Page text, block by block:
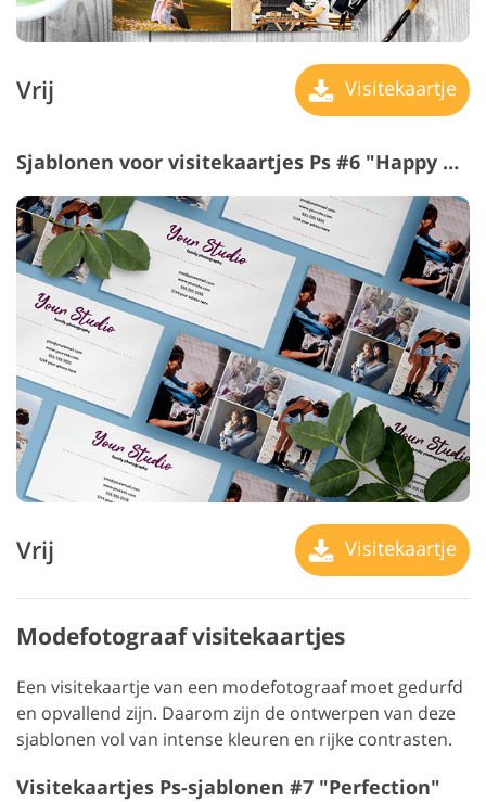
Vrij Visitekaartje
Sjablonen voor visitekaartjes Ps #6 "Happy Moments"
Vrij Visitekaartje
Modefotograaf visitekaartjes
Een visitekaartje van een modefotograaf moet gedurfd
en opvallend zijn. Daarom zijn de ontwerpen van deze
sjablonen vol van intense kleuren en rijke contrasten.
Visitekaartjes Ps-sjablonen #7 "Perfection"